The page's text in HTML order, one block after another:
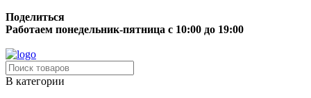
Поделиться
Работаем понедельник-пятница с 10:00 до 19:00
В категории